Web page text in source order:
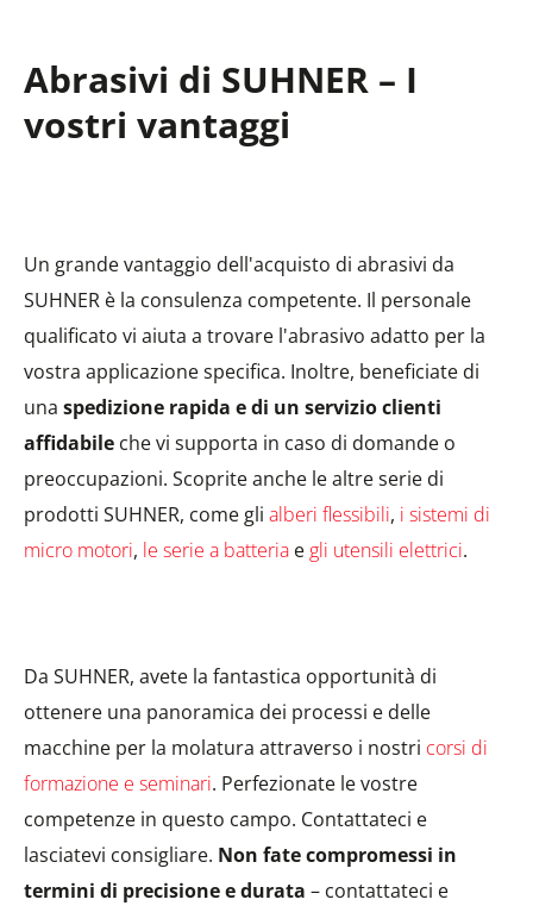
Abrasivi di SUHNER – I
vostri vantaggi
Un grande vantaggio dell'acquisto di abrasivi da
SUHNER è la consulenza competente. Il personale
qualificato vi aiuta a trovare l'abrasivo adatto per la
vostra applicazione specifica. Inoltre, beneficiate di
una spedizione rapida e di un servizio clienti
affidabile che vi supporta in caso di domande o
preoccupazioni. Scoprite anche le altre serie di
prodotti SUHNER, come gli alberi flessibili, i sistemi di
micro motori, le serie a batteria e gli utensili elettrici.
Da SUHNER, avete la fantastica opportunità di
ottenere una panoramica dei processi e delle
macchine per la molatura attraverso i nostri corsi di
formazione e seminari. Perfezionate le vostre
competenze in questo campo. Contattateci e
lasciatevi consigliare. Non fate compromessi in
termini di precisione e durata – contattateci e